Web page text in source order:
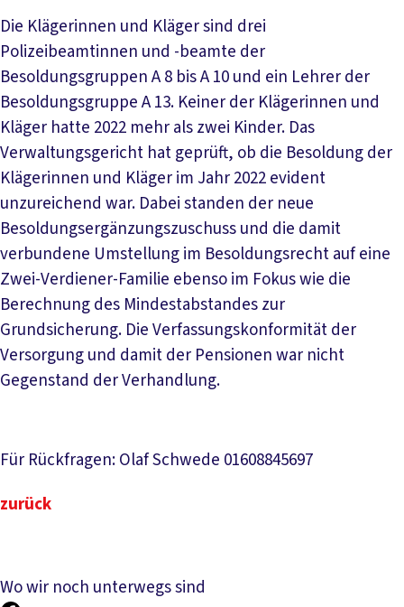
Die Klägerinnen und Kläger sind drei
Polizeibeamtinnen und -beamte der
Besoldungsgruppen A 8 bis A 10 und ein Lehrer der
Besoldungsgruppe A 13. Keiner der Klägerinnen und
Kläger hatte 2022 mehr als zwei Kinder. Das
Verwaltungsgericht hat geprüft, ob die Besoldung der
Klägerinnen und Kläger im Jahr 2022 evident
unzureichend war. Dabei standen der neue
Besoldungsergänzungszuschuss und die damit
verbundene Umstellung im Besoldungsrecht auf eine
Zwei-Verdiener-Familie ebenso im Fokus wie die
Berechnung des Mindestabstandes zur
Grundsicherung. Die Verfassungskonformität der
Versorgung und damit der Pensionen war nicht
Gegenstand der Verhandlung.
Für Rückfragen: Olaf Schwede 01608845697
zurück
Wo wir noch unterwegs sind